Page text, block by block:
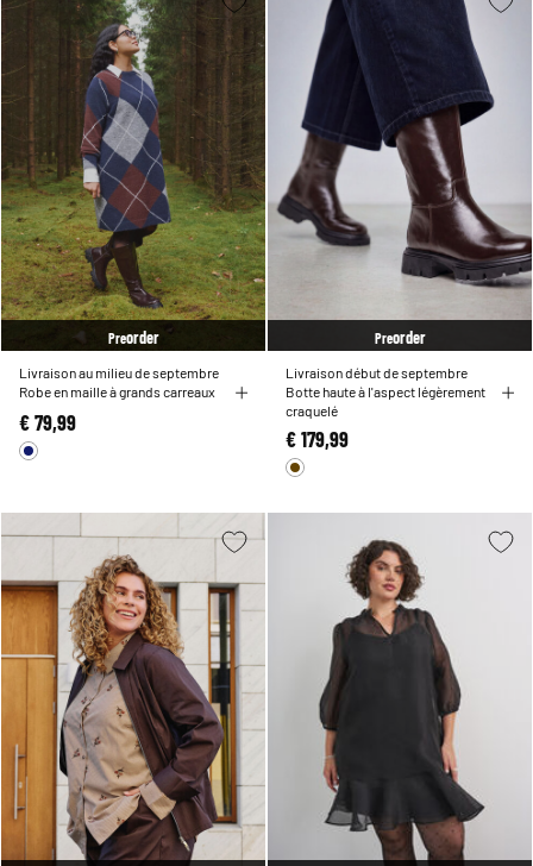
Preorder
Livraison au milieu de septembre
Robe en maille à grands carreaux
€ 79,99
Preorder
Livraison début de septembre
Botte haute à l'aspect légèrement
craquelé
€ 179,99